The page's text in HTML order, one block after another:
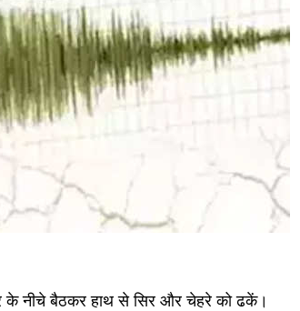
के नीचे बैठकर हाथ से सिर और चेहरे को ढकें।